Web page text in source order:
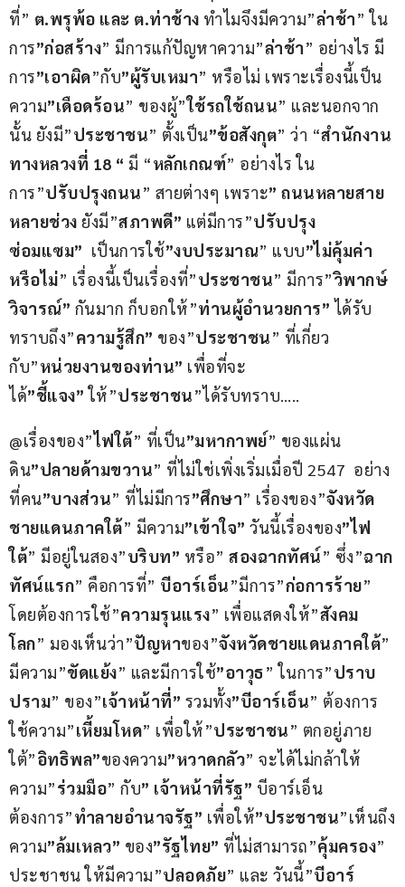
ที่” ต.พรุพ้อ และ ต.ท่าช้าง ทำไมจึงมีความ”ล่าช้า” ใน
การ”ก่อสร้าง” มีการแก้ปัญหาความ”ล่าช้า” อย่างไร มี
การ”เอาผิด”กับ”ผู้รับเหมา” หรือไม่ เพราะเรื่องนี้เป็น
ความ”เดือดร้อน” ของผู้”ใช้รถใช้ถนน” และนอกจาก
นั้น ยังมี”ประชาชน” ตั้งเป็น”ข้อสังกุต” ว่า “สำนักงาน
ทางหลวงที่ 18 “ มี “หลักเกณฑ์” อย่างไร ใน
การ”ปรับปรุงถนน” สายต่างๆ เพราะ” ถนนหลายสาย
หลายช่วง ยังมี”สภาพดี” แต่มีการ”ปรับปรุง
ซ่อมแซม” เป็นการใช้”งบประมาณ” แบบ”ไม่คุ้มค่า
หรือไม่” เรื่องนี้เป็นเรื่องที่”ประชาชน” มีการ”วิพากษ์
วิจารณ์” กันมาก ก็บอกให้”ท่านผู้อำนวยการ” ได้รับ
ทราบถึง”ความรู้สึก” ของ”ประชาชน” ที่เกี่ยว
กับ”หน่วยงานของท่าน” เพื่อที่จะ
ได้”ชี้แจง” ให้”ประชาชน”ได้รับทราบ…..
@เรื่องของ”ไฟใต้” ที่เป็น”มหากาพย์” ของแผ่น
ดิน”ปลายด้ามขวาน” ที่ไม่ใช่เพิ่งเริ่มเมื่อปี 2547  อย่าง
ที่คน”บางส่วน” ที่ไม่มีการ”ศึกษา” เรื่องของ”จังหวัด
ชายแดนภาคใต้” มีความ”เข้าใจ” วันนี้เรื่องของ”ไฟ
ใต้” มีอยู่ในสอง”บริบท” หรือ” สองฉากทัศน์” ซึ่ง”ฉาก
ทัศน์แรก” คือการที่” บีอาร์เอ็น”มีการ”ก่อการร้าย”
โดยต้องการใช้”ความรุนแรง” เพื่อแสดงให้”สังคม
โลก” มองเห็นว่า”ปัญหาของ”จังหวัดชายแดนภาคใต้”
มีความ”ขัดแย้ง” และมีการใช้”อาวุธ” ในการ”ปราบ
ปราม” ของ”เจ้าหน้าที่” รวมทั้ง”บีอาร์เอ็น” ต้องการ
ใช้ความ”เหี้ยมโหด” เพื่อให้”ประชาชน” ตกอยู่ภาย
ใต้”อิทธิพล”ของความ”หวาดกลัว” จะได้ไม่กล้าให้
ความ”ร่วมมือ” กับ” เจ้าหน้าที่รัฐ” บีอาร์เอ็น
ต้องการ”ทำลายอำนาจรัฐ” เพื่อให้”ประชาชน”เห็นถึง
ความ”ล้มเหลว” ของ”รัฐไทย” ที่ไม่สามารถ”คุ้มครอง”
ประชาชน ให้มีความ”ปลอดภัย” และ วันนี้”บีอาร์